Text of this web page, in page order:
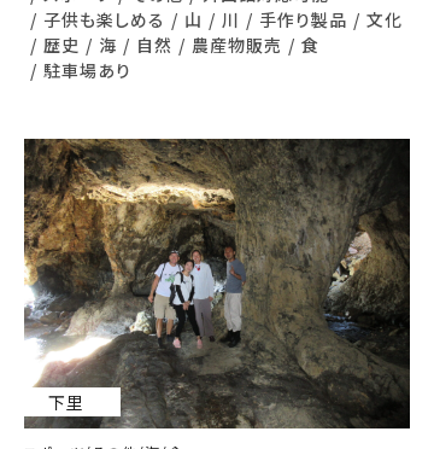
子供も楽しめる
山 川 手作り製品
文化
歴史
海 自然 農産物販売
食
駐車場あり
下里